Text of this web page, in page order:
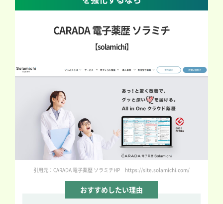
CARADA 電子薬歴 ソラミチ
【solamichi】
引用元：CARADA 電子薬歴 ソラミチHP https://site.solamichi.com/
おすすめしたい理由